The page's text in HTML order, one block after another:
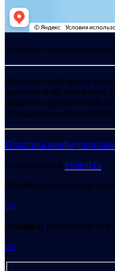
Хелпсант - инженерные
Интернет-сайт носит
характер и ни при каких
офертой, определяемой
Гражданского кодекса
Политика
Разработано в exsited.ru
Ошибка: Контактная
GO
Ошибка: Контактная
GO